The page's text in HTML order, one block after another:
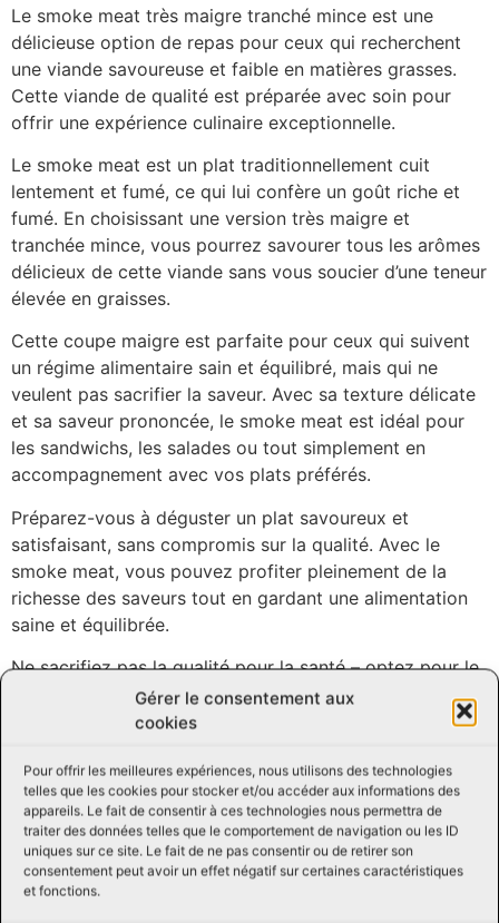
Gérer le consentement aux
cookies
Pour offrir les meilleures expériences, nous utilisons des technologies
telles que les cookies pour stocker et/ou accéder aux informations des
appareils. Le fait de consentir à ces technologies nous permettra de
traiter des données telles que le comportement de navigation ou les ID
uniques sur ce site. Le fait de ne pas consentir ou de retirer son
consentement peut avoir un effet négatif sur certaines caractéristiques
et fonctions.
Le smoke meat très maigre tranché mince est une
délicieuse option de repas pour ceux qui recherchent
une viande savoureuse et faible en matières grasses.
Cette viande de qualité est préparée avec soin pour
offrir une expérience culinaire exceptionnelle.
Le smoke meat est un plat traditionnellement cuit
lentement et fumé, ce qui lui confère un goût riche et
fumé. En choisissant une version très maigre et
tranchée mince, vous pourrez savourer tous les arômes
délicieux de cette viande sans vous soucier d’une teneur
élevée en graisses.
Cette coupe maigre est parfaite pour ceux qui suivent
un régime alimentaire sain et équilibré, mais qui ne
veulent pas sacrifier la saveur. Avec sa texture délicate
et sa saveur prononcée, le smoke meat est idéal pour
les sandwichs, les salades ou tout simplement en
accompagnement avec vos plats préférés.
Préparez-vous à déguster un plat savoureux et
satisfaisant, sans compromis sur la qualité. Avec le
smoke meat, vous pouvez profiter pleinement de la
richesse des saveurs tout en gardant une alimentation
saine et équilibrée.
Ne sacrifiez pas la qualité pour la santé – optez pour le
smoke meat très maigre et savourez chaque bouchée
sans culpabilité. Offrez-vous une expérience gustative
N’hésitez pas à nous contacter pour toute question ou
demande, notre équipe d’experts de Viandes Perreault
sera ravie de vous assister et de vous donner des
conseils.